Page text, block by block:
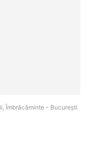
Îmbrăcăminte - Bucureşti